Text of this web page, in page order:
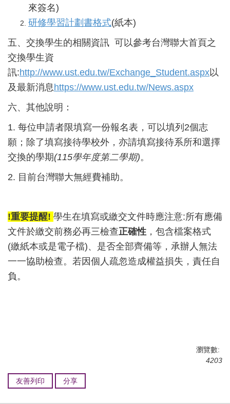
來簽名)
研修學習計劃書格式(紙本)
五、交換學生的相關資訊 可以參考台灣聯大首頁之
交換學生資
訊:http://www.ust.edu.tw/Exchange_Student.aspx以
及最新消息https://www.ust.edu.tw/News.aspx
六、其他說明：
1. 每位申請者限填寫一份報名表，可以填列2個志
願；除了填寫接待學校外，亦請填寫接待系所和選擇
交換的學期(115學年度第二學期)。
2. 目前台灣聯大無經費補助。
!重要提醒! 學生在填寫或繳交文件時應注意:所有應備
文件於繳交前務必再三檢查正確性 ，包含檔案格式
(繳紙本或是電子檔)、是否全部齊備等，承辦人無法
一一協助檢查。若因個人疏忽造成權益損失，責任自
負。
瀏覽數:
4203
友善列印 分享